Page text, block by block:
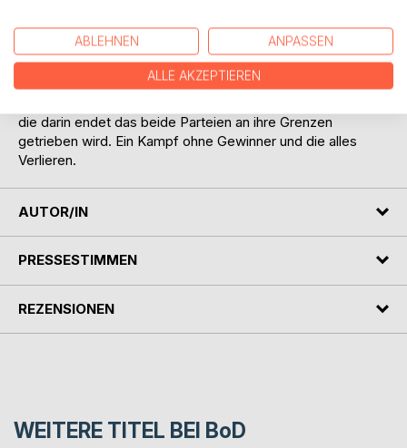
Handeln für Richtig. Der Gute glaubt das auch, aber
vielleicht ist er ja auch der Böse.
Die Geschichte erzählt von Rache. Darüber wie ein
die darin endet das beide Parteien an ihre Grenzen
getrieben wird. Ein Kampf ohne Gewinner und die alles
Verlieren.
AUTOR/IN
PRESSESTIMMEN
REZENSIONEN
WEITERE TITEL BEI BoD
ABLEHNEN ANPASSEN
ALLE AKZEPTIEREN